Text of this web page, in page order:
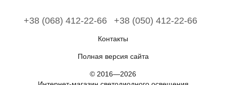
+38 (068) 412-22-66 +38 (050) 412-22-66
Контакты
Полная версия сайта
© 2016—2026